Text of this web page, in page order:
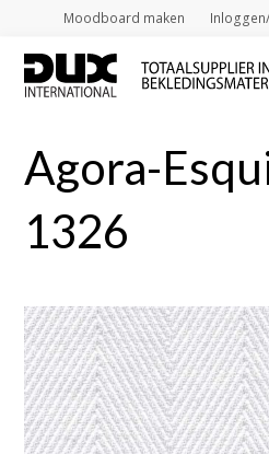
Moodboard maken
Agora-
1326